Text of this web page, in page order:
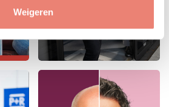
Weigeren